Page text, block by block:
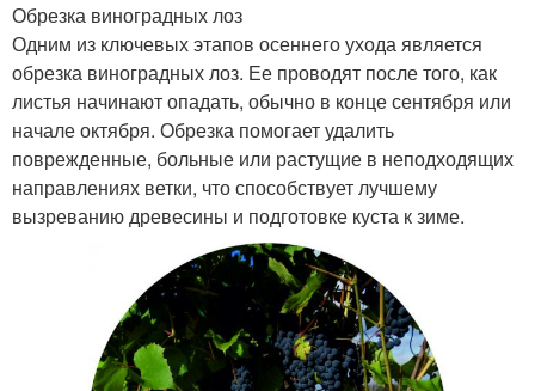
Обрезка виноградных лоз
Одним из ключевых этапов осеннего ухода является
обрезка виноградных лоз. Ее проводят после того, как
листья начинают опадать, обычно в конце сентября или
начале октября. Обрезка помогает удалить
поврежденные, больные или растущие в неподходящих
направлениях ветки, что способствует лучшему
вызреванию древесины и подготовке куста к зиме.